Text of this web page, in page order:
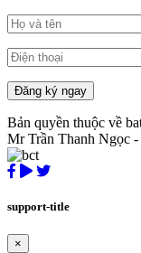
Đăng ký ngay
Bản quyền thuộc về
Mr Trần Thanh Ngọc
support-title
×